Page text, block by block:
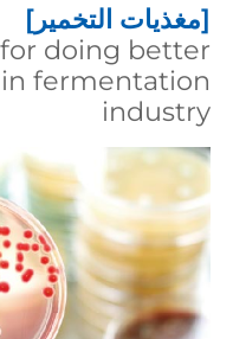
[مغذيات التخمير]
doing better
fermentation
industry